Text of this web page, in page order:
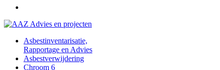
Asbestinventarisatie,
Rapportage en Advies
Asbestverwijdering
Chroom 6